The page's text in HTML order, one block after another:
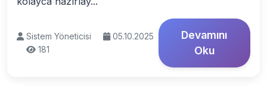
Sistem Yöneticisi
05.10.2025
181
Devamını
Oku